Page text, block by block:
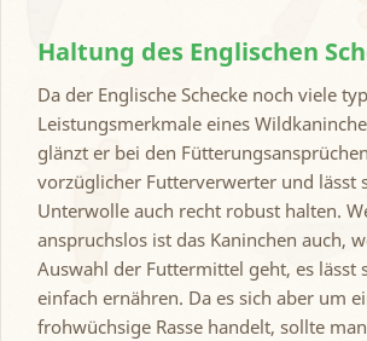
Haltung des Englischen
Da der Englische Schecke noch viele
Leistungsmerkmale eines
glänzt er bei den
vorzüglicher Futterverwerter und lässt
Unterwolle auch recht robust halten.
anspruchslos ist das Kaninchen auch,
Auswahl der Futtermittel geht, es lässt
einfach ernähren. Da es sich aber um
frohwüchsige Rasse handelt, sollte